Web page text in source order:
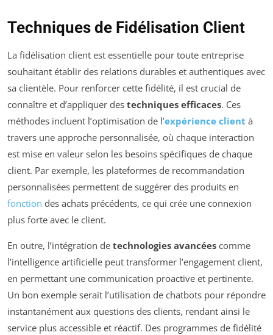
Techniques de Fidélisation Client
La fidélisation client est essentielle pour toute entreprise
souhaitant établir des relations durables et authentiques avec
sa clientèle. Pour renforcer cette fidélité, il est crucial de
connaître et d’appliquer des techniques efficaces. Ces
méthodes incluent l’optimisation de l’expérience client à
travers une approche personnalisée, où chaque interaction
est mise en valeur selon les besoins spécifiques de chaque
client. Par exemple, les plateformes de recommandation
personnalisées permettent de suggérer des produits en
fonction des achats précédents, ce qui crée une connexion
plus forte avec le client.
En outre, l’intégration de technologies avancées comme
l’intelligence artificielle peut transformer l’engagement client,
en permettant une communication proactive et pertinente.
Un bon exemple serait l’utilisation de chatbots pour répondre
instantanément aux questions des clients, rendant ainsi le
service plus accessible et réactif. Des programmes de fidélité